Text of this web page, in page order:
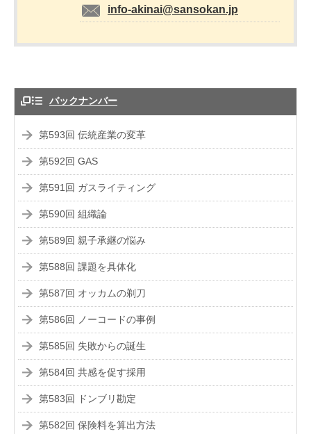
info-akinai@sansokan.jp
バックナンバー
第593回 伝統産業の変革
第592回 GAS
第591回 ガスライティング
第590回 組織論
第589回 親子承継の悩み
第588回 課題を具体化
第587回 オッカムの剃刀
第586回 ノーコードの事例
第585回 失敗からの誕生
第584回 共感を促す採用
第583回 ドンブリ勘定
第582回 保険料を算出方法